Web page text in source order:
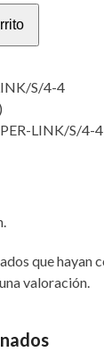
S/4-4
LINK/S/4-4
que hayan
valoración.